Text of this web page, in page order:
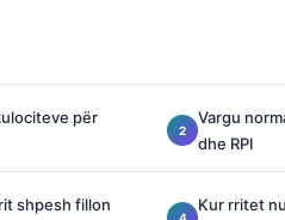
për
Vargu
dhe RPI
shpesh fillon
Kur rritet